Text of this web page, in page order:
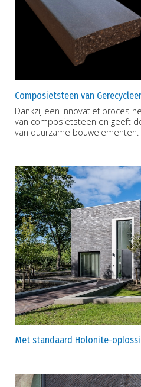
Composietsteen van
Dankzij een innovatief proces
van composietsteen en geeft
van duurzame bouwelementen.
Met standaard Holonite-